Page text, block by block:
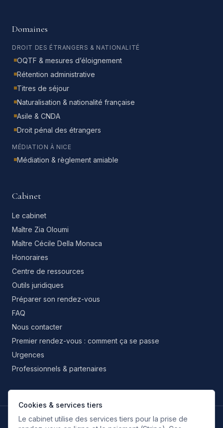
Cookies & services tiers
Le cabinet utilise des services tiers pour la prise de
Domaines
DROIT DES ÉTRANGERS & NATIONALITÉ
OQTF & mesures d’éloignement
Rétention administrative
Titres de séjour
Naturalisation & nationalité française
Asile & CNDA
Droit pénal des étrangers
MÉDIATION À NICE
Médiation & règlement amiable
Cabinet
Le cabinet
Maître Zia Oloumi
Maître Cécile Della Monaca
Honoraires
Centre de ressources
Outils juridiques
Préparer son rendez-vous
FAQ
Nous contacter
Premier rendez-vous : comment ça se passe
Urgences
Professionnels & partenaires
LANGUES DE TRAVAIL